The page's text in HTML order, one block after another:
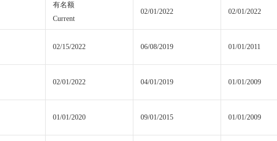
有名额
Current
02/01/2022 02/01/2022
02/15/2022 06/08/2019 01/01/2011
02/01/2022 04/01/2019 01/01/2009
01/01/2020 09/01/2015 01/01/2009